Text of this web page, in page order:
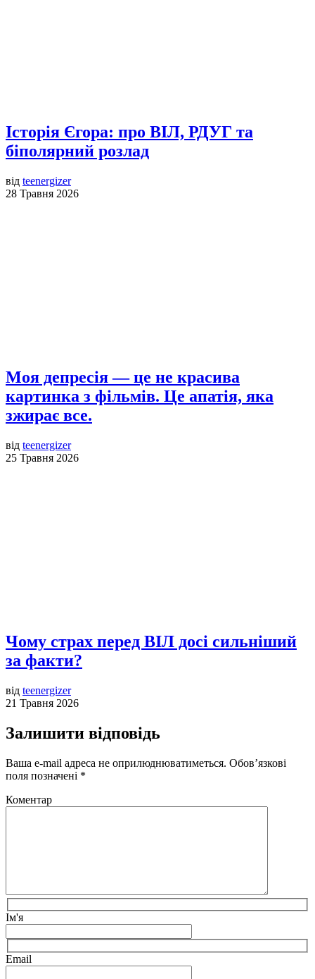
Історія Єгора: про ВІЛ, РДУГ та
біполярний розлад
від teenergizer
28 Травня 2026
Моя депресія — це не красива
картинка з фільмів. Це апатія, яка
зжирає все.
від teenergizer
25 Травня 2026
Чому страх перед ВІЛ досі сильніший
за факти?
від teenergizer
21 Травня 2026
Залишити відповідь
Ваша e-mail адреса не оприлюднюватиметься. Обов’язкові
поля позначені *
Коментар
Ім'я
Email